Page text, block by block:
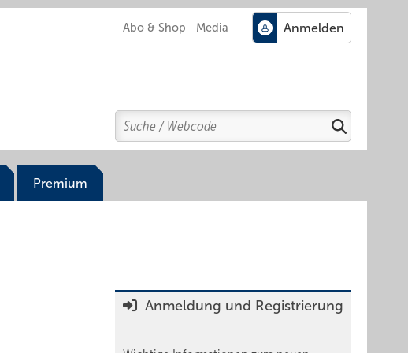
Abo & Shop Media
Search
Suchen
Premium
Anmeldung und Registrierung